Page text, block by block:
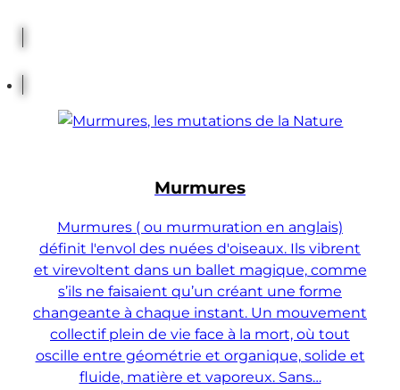
Murmures
Murmures ( ou murmuration en anglais)
définit l'envol des nuées d'oiseaux. Ils vibrent
et virevoltent dans un ballet magique, comme
s’ils ne faisaient qu’un créant une forme
changeante à chaque instant. Un mouvement
collectif plein de vie face à la mort, où tout
oscille entre géométrie et organique, solide et
fluide, matière et vaporeux. Sans…